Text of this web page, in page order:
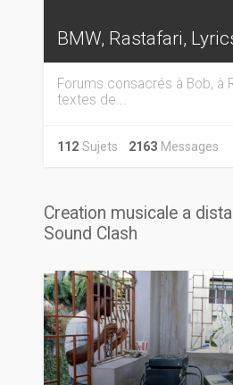
BMW, Rastafari,
Forums consacrés à Bob, à
textes de...
112Sujets 2163Messages
Creation musicale a
Sound Clash